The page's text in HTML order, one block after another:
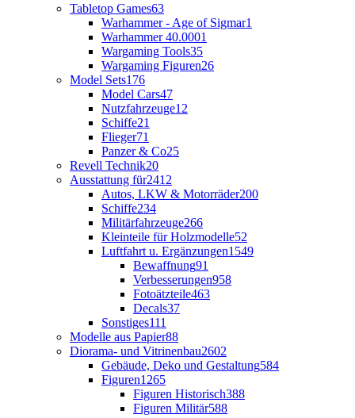
Tabletop Games63
Warhammer - Age of Sigmar1
Warhammer 40.0001
Wargaming Tools35
Wargaming Figuren26
Model Sets176
Model Cars47
Nutzfahrzeuge12
Schiffe21
Flieger71
Panzer & Co25
Revell Technik20
Ausstattung für2412
Autos, LKW & Motorräder200
Schiffe234
Militärfahrzeuge266
Kleinteile für Holzmodelle52
Luftfahrt u. Ergänzungen1549
Bewaffnung91
Verbesserungen958
Fotoätzteile463
Decals37
Sonstiges111
Modelle aus Papier88
Diorama- und Vitrinenbau2602
Gebäude, Deko und Gestaltung584
Figuren1265
Figuren Historisch388
Figuren Militär588